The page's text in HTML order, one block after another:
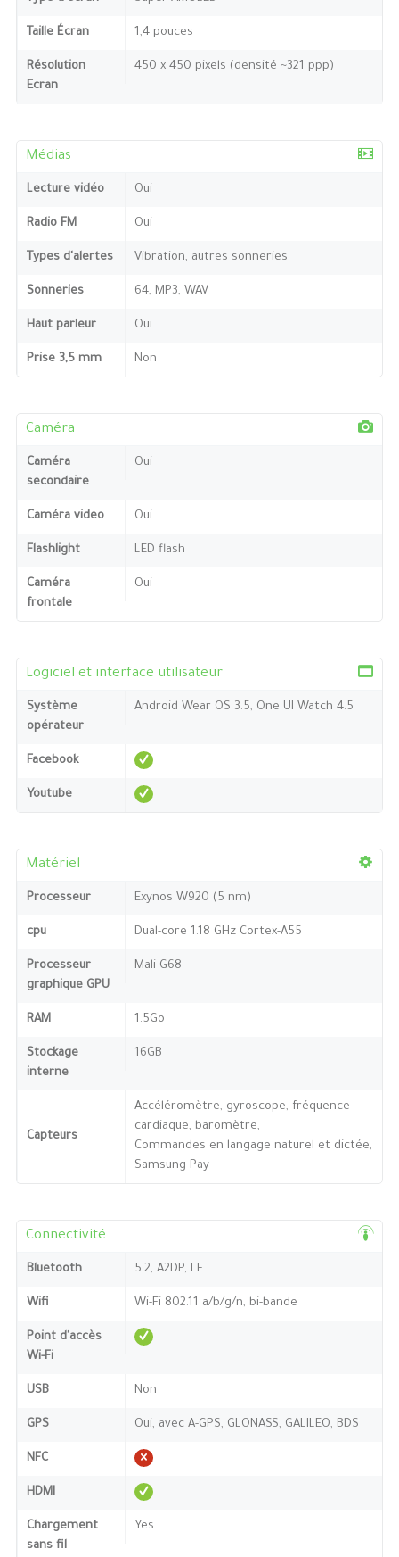
Taille Écran 1,4 pouces
Résolution
Ecran
450 x 450 pixels (densité ~321 ppp)
Médias
Lecture vidéo Oui
Radio FM Oui
Types d'alertes Vibration, autres sonneries
Sonneries 64, MP3, WAV
Haut parleur Oui
Prise 3,5 mm Non
Caméra
Caméra
secondaire
Oui
Caméra video Oui
Flashlight LED flash
Caméra
frontale
Oui
Logiciel et interface utilisateur
Système
opérateur
Android Wear OS 3.5, One UI Watch 4.5
Facebook
Youtube
Matériel
Processeur Exynos W920 (5 nm)
cpu Dual-core 1.18 GHz Cortex-A55
Processeur
graphique GPU
Mali-G68
RAM 1.5Go
Stockage
interne
16GB
Capteurs
Accéléromètre, gyroscope, fréquence
cardiaque, baromètre,
Commandes en langage naturel et dictée,
Samsung Pay
Connectivité
Bluetooth 5.2, A2DP, LE
Wifi Wi-Fi 802.11 a/b/g/n, bi-bande
Point d'accès
Wi-Fi
USB Non
GPS Oui, avec A-GPS, GLONASS, GALILEO, BDS
NFC
HDMI
Chargement
sans fil
Yes